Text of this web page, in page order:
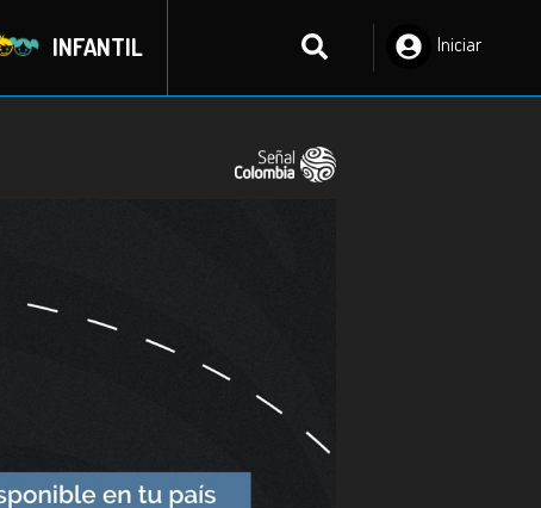
INFANTIL
Iniciar